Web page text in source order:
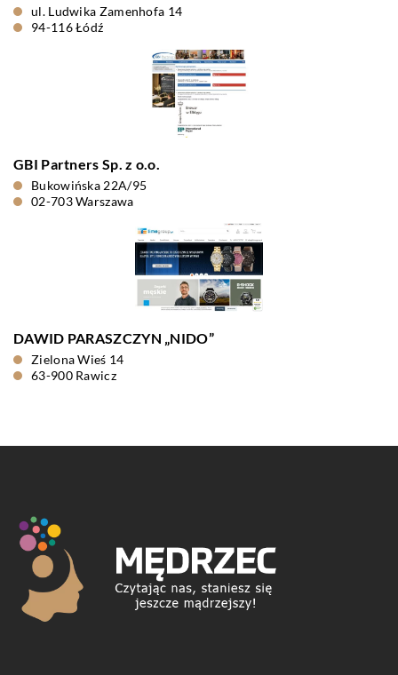
ul. Ludwika Zamenhofa 14
94-116 Łódź
GBI Partners Sp. z o.o.
Bukowińska 22A/95
02-703 Warszawa
DAWID PARASZCZYN „NIDO”
Zielona Wieś 14
63-900 Rawicz